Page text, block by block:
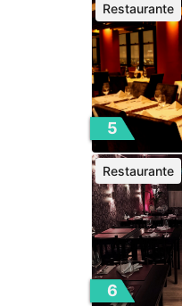
5
Restaurante
6
Restaurante